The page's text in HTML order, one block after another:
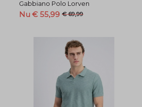
Gabbiano Polo Lorven
Nu € 55,99 € 69,99